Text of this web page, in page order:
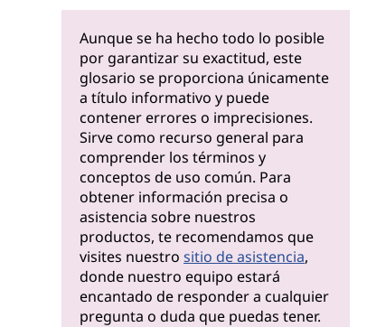
Aunque se ha hecho todo lo posible
por garantizar su exactitud, este
glosario se proporciona únicamente
a título informativo y puede
contener errores o imprecisiones.
Sirve como recurso general para
comprender los términos y
conceptos de uso común. Para
obtener información precisa o
asistencia sobre nuestros
productos, te recomendamos que
visites nuestro sitio de asistencia,
donde nuestro equipo estará
encantado de responder a cualquier
pregunta o duda que puedas tener.